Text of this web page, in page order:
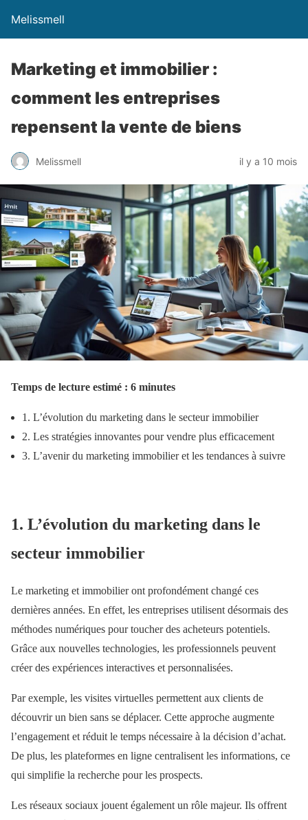
Melissmell
Marketing et immobilier :
comment les entreprises
repensent la vente de biens
Melissmell il y a 10 mois
Temps de lecture estimé : 6 minutes
1. L’évolution du marketing dans le secteur immobilier
2. Les stratégies innovantes pour vendre plus efficacement
3. L’avenir du marketing immobilier et les tendances à suivre
1. L’évolution du marketing dans le
secteur immobilier
Le marketing et immobilier ont profondément changé ces
dernières années. En effet, les entreprises utilisent désormais des
méthodes numériques pour toucher des acheteurs potentiels.
Grâce aux nouvelles technologies, les professionnels peuvent
créer des expériences interactives et personnalisées.
Par exemple, les visites virtuelles permettent aux clients de
découvrir un bien sans se déplacer. Cette approche augmente
l’engagement et réduit le temps nécessaire à la décision d’achat.
De plus, les plateformes en ligne centralisent les informations, ce
qui simplifie la recherche pour les prospects.
Les réseaux sociaux jouent également un rôle majeur. Ils offrent